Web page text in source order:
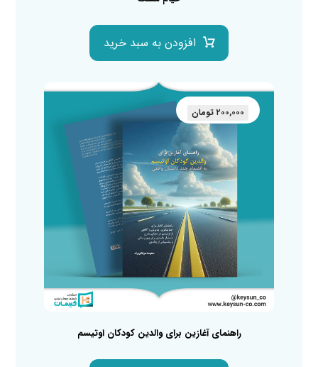
افزودن به سبد خرید
راهنمای آغازین برای والدین کودکان اوتیسم
۲۰۰,۰۰۰ تومان